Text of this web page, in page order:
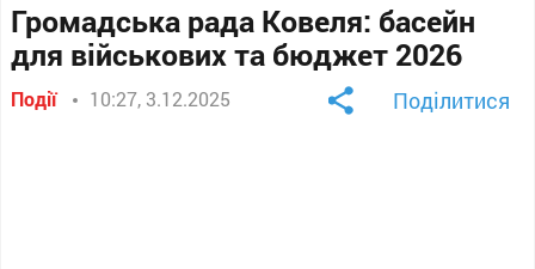
Громадська рада Ковеля: басейн
для військових та бюджет 2026
Події 10:27, 3.12.2025 Поділитися